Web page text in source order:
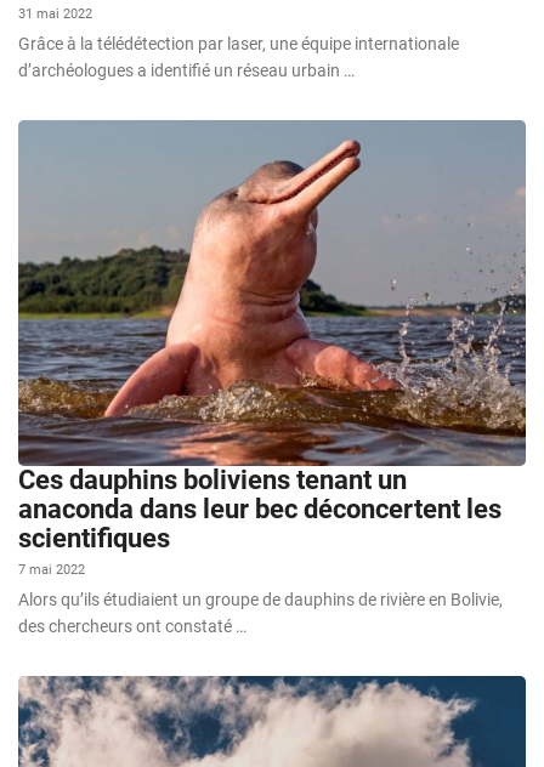
31 mai 2022
Grâce à la télédétection par laser, une équipe internationale
d’archéologues a identifié un réseau urbain …
Ces dauphins boliviens tenant un
anaconda dans leur bec déconcertent les
scientifiques
7 mai 2022
Alors qu’ils étudiaient un groupe de dauphins de rivière en Bolivie,
des chercheurs ont constaté …